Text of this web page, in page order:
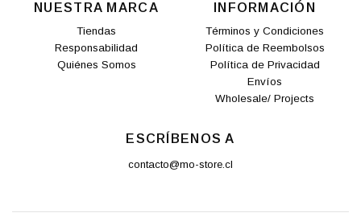
NUESTRA MARCA
Tiendas
Responsabilidad
Quiénes Somos
INFORMACIÓN
Términos y Condiciones
Política de Reembolsos
Política de Privacidad
Envíos
Wholesale/ Projects
ESCRÍBENOS A
contacto@mo-store.cl